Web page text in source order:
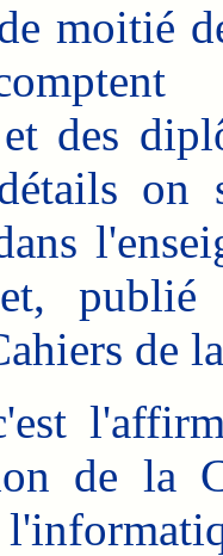
moitié
et des
on
de
de la